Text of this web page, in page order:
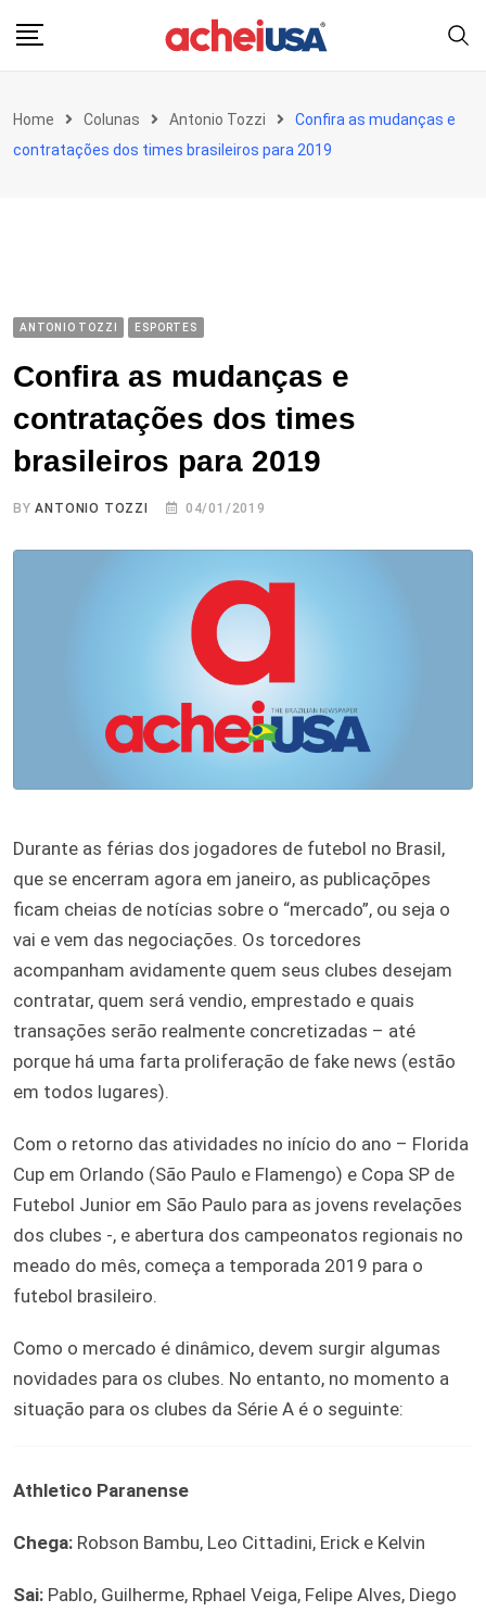
Home Colunas Antonio Tozzi
Confira as mudanças e
contratações dos times brasileiros para 2019
ANTONIO TOZZI ESPORTES
Confira as mudanças e
contratações dos times
brasileiros para 2019
BYANTONIO TOZZI 04/01/2019
Durante as férias dos jogadores de futebol no Brasil,
que se encerram agora em janeiro, as publicaçõpes
ficam cheias de notícias sobre o “mercado”, ou seja o
vai e vem das negociações. Os torcedores
acompanham avidamente quem seus clubes desejam
contratar, quem será vendio, emprestado e quais
transações serão realmente concretizadas – até
porque há uma farta proliferação de fake news (estão
em todos lugares).
Com o retorno das atividades no início do ano – Florida
Cup em Orlando (São Paulo e Flamengo) e Copa SP de
Futebol Junior em São Paulo para as jovens revelações
dos clubes -, e abertura dos campeonatos regionais no
meado do mês, começa a temporada 2019 para o
futebol brasileiro.
Como o mercado é dinâmico, devem surgir algumas
novidades para os clubes. No entanto, no momento a
situação para os clubes da Série A é o seguinte:
Athletico Paranense
Chega: Robson Bambu, Leo Cittadini, Erick e Kelvin
Sai: Pablo, Guilherme, Rphael Veiga, Felipe Alves, Diego